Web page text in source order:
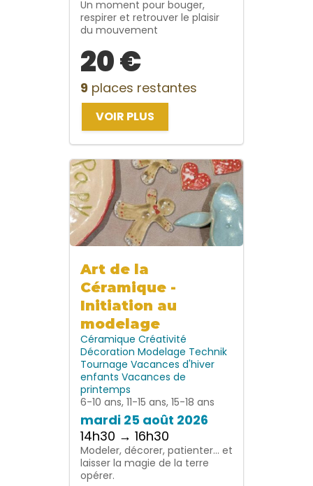
Un moment pour bouger,
respirer et retrouver le plaisir
du mouvement
20 €
9 places restantes
VOIR PLUS
Art de la
Céramique -
Initiation au
modelage
Céramique Créativité
Décoration Modelage Technik
Tournage Vacances d'hiver
enfants Vacances de
printemps
6-10 ans, 11-15 ans, 15-18 ans
mardi 25 août 2026
14h30 → 16h30
Modeler, décorer, patienter… et
laisser la magie de la terre
opérer.